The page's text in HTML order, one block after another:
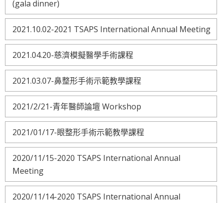
(gala dinner)
2021.10.02-2021 TSAPS International Annual Meeting
2021.04.20-慈濟模擬醫學手術課程
2021.03.07-鼻整形手術示範教學課程
2021/2/21-青年醫師論壇 Workshop
2021/01/17-眼整形手術示範教學課程
2020/11/15-2020 TSAPS International Annual
Meeting
2020/11/14-2020 TSAPS International Annual